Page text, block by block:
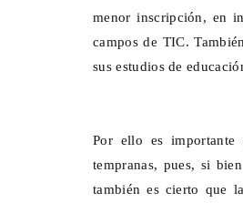
menor inscripción, en
campos de TIC.
sus estudios de
Por ello es importante
tempranas, pues, si
también es cierto que